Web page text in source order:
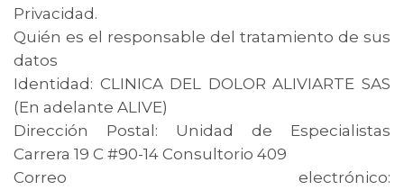
Privacidad.
Quién es el responsable del tratamiento de sus
datos
Identidad: CLINICA DEL DOLOR ALIVIARTE SAS
(En adelante ALIVE)
Dirección Postal: Unidad de Especialistas
Carrera 19 C #90-14 Consultorio 409
Correo electrónico: